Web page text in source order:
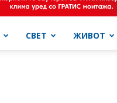
СВЕТ ЖИВОТ